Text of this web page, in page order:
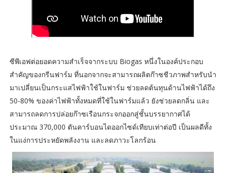
ซีพีเอฟต่อยอดความสำเร็จจากระบบ Biogas หนึ่งในองค์ประกอบ
สำคัญของกรีนฟาร์ม ที่นอกจากจะสามารถผลิตก๊าซชีวภาพสำหรับนำ
มาเปลี่ยนเป็นกระแสไฟฟ้าใช้ในฟาร์ม ช่วยลดต้นทุนด้านไฟฟ้าได้ถึง
50-80% ของค่าไฟฟ้าทั้งหมดที่ใช้ในฟาร์มแล้ว ยังช่วยลดกลิ่น และ
สามารถลดการปล่อยก๊าซเรือนกระจกออกสู่ชั้นบรรยากาศได้
ประมาณ 370,000 ตันคาร์บอนไดออกไซด์เทียบเท่าต่อปี เป็นผลดีทั้ง
ในแง่การประหยัดพลังงาน และลดภาวะโลกร้อน